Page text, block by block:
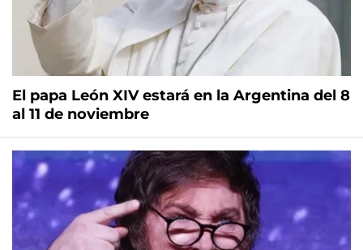
El papa León XIV estará en la Argentina del 8
al 11 de noviembre